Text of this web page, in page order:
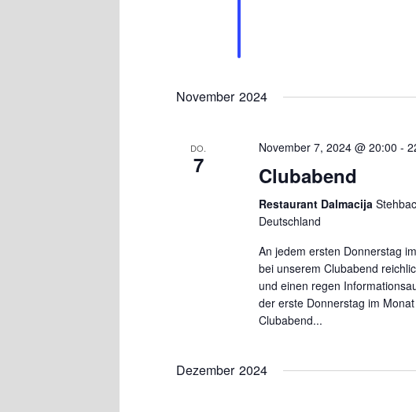
November 2024
DO.
7
November 7, 2024 @ 20:00 -
Clubabend
Restaurant Dalmacija
Deutschland
An jedem ersten Donnerstag
bei unserem Clubabend
und einen regen
der erste Donnerstag im
Clubabend...
Dezember 2024